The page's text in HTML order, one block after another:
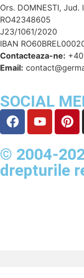
Ors. DOMNESTI, Jud.
RO42348605
J23/1061/2020
IBAN
Contacteaza-ne:
Email:
SOCIAL
© 2004-
drepturile